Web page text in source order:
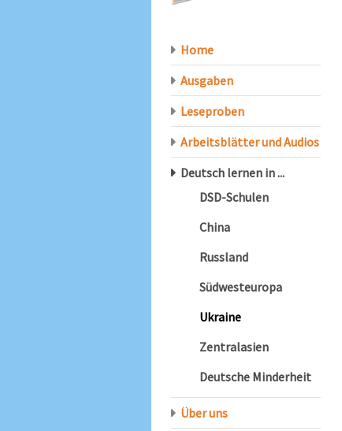
Home
Ausgaben
Leseproben
Arbeitsblätter und Audios
Deutsch lernen in ...
DSD-Schulen
China
Russland
Südwesteuropa
Ukraine
Zentralasien
Deutsche Minderheit
Über uns